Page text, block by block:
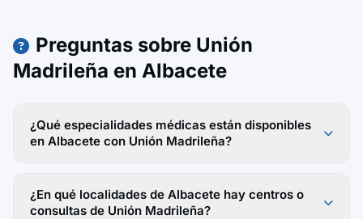
Preguntas sobre Unión
Madrileña en Albacete
¿Qué especialidades médicas están disponibles
en Albacete con Unión Madrileña?
¿En qué localidades de Albacete hay centros o
consultas de Unión Madrileña?